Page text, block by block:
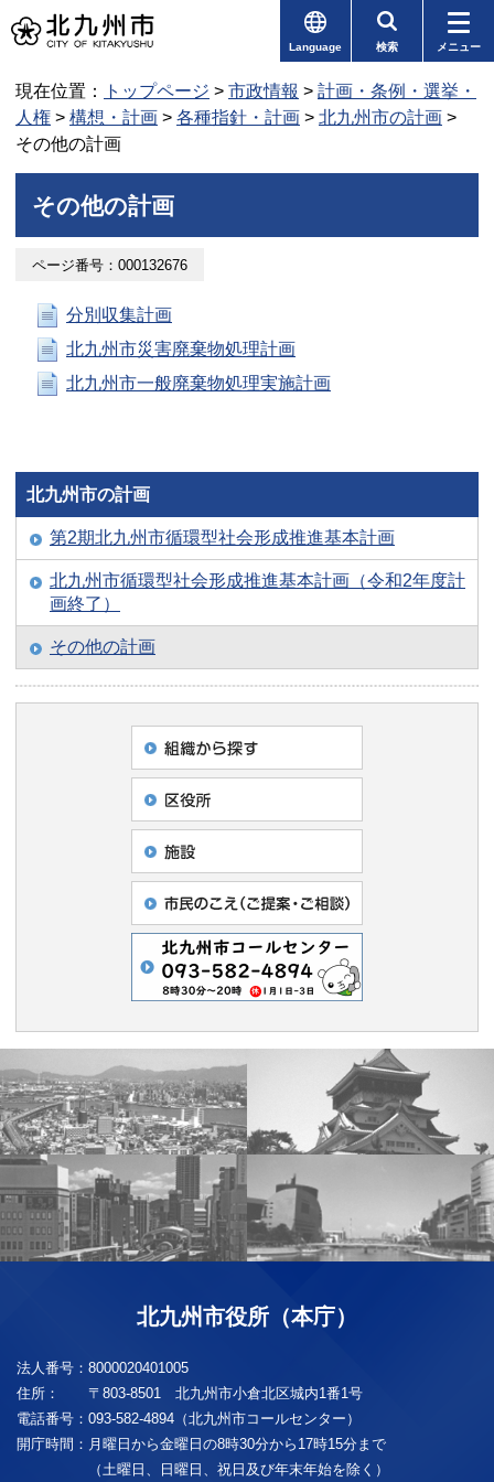
Language 検索 メニュー
現在位置： トップページ > 市政情報 > 計画・条例・選挙・
人権 > 構想・計画 > 各種指針・計画 > 北九州市の計画 >
その他の計画
その他の計画
ページ番号：000132676
分別収集計画
北九州市災害廃棄物処理計画
北九州市一般廃棄物処理実施計画
北九州市の計画
第2期北九州市循環型社会形成推進基本計画
北九州市循環型社会形成推進基本計画（令和2年度計
画終了）
その他の計画
北九州市役所（本庁）
法人番号： 8000020401005
住所：
〒803-8501 北九州市小倉北区城内1番1号
電話番号： 093-582-4894（北九州市コールセンター）
開庁時間： 月曜日から金曜日の8時30分から17時15分まで
（土曜日、日曜日、祝日及び年末年始を除く）